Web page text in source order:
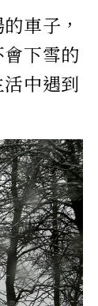
車子，
下雪的
中遇到